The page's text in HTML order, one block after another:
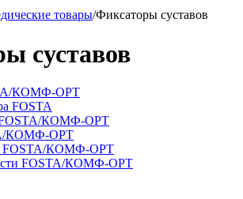
товары/Фиксаторы суставов
суставов
КОМФ-ОРТ
FOSTA
FOSTA/КОМФ-ОРТ
КОМФ-ОРТ
FOSTA/КОМФ-ОРТ
FOSTA/КОМФ-ОРТ